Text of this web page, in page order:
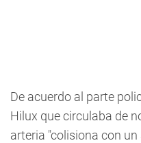
De acuerdo al parte
Hilux que circulaba de
arteria "colisiona con